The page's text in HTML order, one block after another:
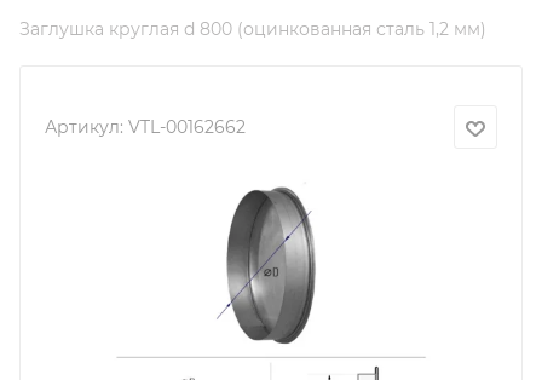
Заглушка круглая d 800 (оцинкованная сталь 1,2 мм)
Артикул: VTL-00162662